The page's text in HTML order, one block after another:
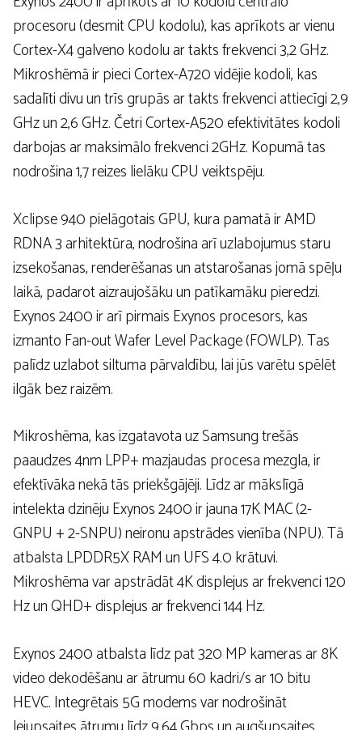
procesoru (desmit CPU kodolu), kas aprīkots ar vienu
Cortex-X4 galveno kodolu ar takts frekvenci 3,2 GHz.
Mikroshēmā ir pieci Cortex-A720 vidējie kodoli, kas
sadalīti divu un trīs grupās ar takts frekvenci attiecīgi 2,9
GHz un 2,6 GHz. Četri Cortex-A520 efektivitātes kodoli
darbojas ar maksimālo frekvenci 2GHz. Kopumā tas
nodrošina 1,7 reizes lielāku CPU veiktspēju.
Xclipse 940 pielāgotais GPU, kura pamatā ir AMD
RDNA 3 arhitektūra, nodrošina arī uzlabojumus staru
izsekošanas, renderēšanas un atstarošanas jomā spēļu
laikā, padarot aizraujošāku un patīkamāku pieredzi.
Exynos 2400 ir arī pirmais Exynos procesors, kas
izmanto Fan-out Wafer Level Package (FOWLP). Tas
palīdz uzlabot siltuma pārvaldību, lai jūs varētu spēlēt
ilgāk bez raizēm.
Mikroshēma, kas izgatavota uz Samsung trešās
paaudzes 4nm LPP+ mazjaudas procesa mezgla, ir
efektīvāka nekā tās priekšgājēji. Līdz ar mākslīgā
intelekta dzinēju Exynos 2400 ir jauna 17K MAC (2-
GNPU + 2-SNPU) neironu apstrādes vienība (NPU). Tā
atbalsta LPDDR5X RAM un UFS 4.0 krātuvi.
Mikroshēma var apstrādāt 4K displejus ar frekvenci 120
Hz un QHD+ displejus ar frekvenci 144 Hz.
Exynos 2400 atbalsta līdz pat 320 MP kameras ar 8K
video dekodēšanu ar ātrumu 60 kadri/s ar 10 bitu
HEVC. Integrētais 5G modems var nodrošināt